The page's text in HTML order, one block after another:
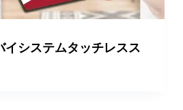
システムタッチレスス